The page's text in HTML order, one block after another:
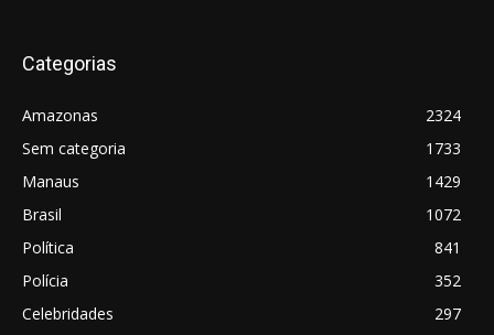
Categorias
Amazonas
2324
Sem categoria
1733
Manaus
1429
Brasil
1072
Política
841
Polícia
352
Celebridades
297